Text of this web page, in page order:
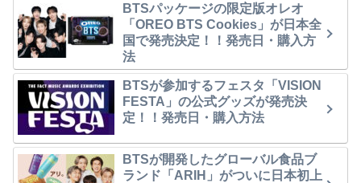
BTSパッケージの限定版オレオ
「OREO BTS Cookies」が日本全
国で発売決定！！発売日・購入方
法
BTSが参加するフェスタ「VISION
FESTA」の公式グッズが発売決
定！！発売日・購入方法
BTSが開発したグローバル食品ブ
ランド「ARIH」がついに日本初上